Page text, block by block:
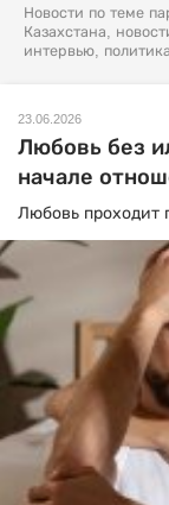
Новости по теме
Казахстана,
интервью,
23.06.2026
Любовь без
начале
Любовь проходит